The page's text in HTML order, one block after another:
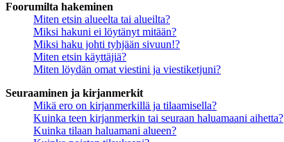
Foorumilta hakeminen
Miten etsin alueelta tai alueilta?
Miksi hakuni ei löytänyt mitään?
Miksi haku johti tyhjään sivuun!?
Miten etsin käyttäjiä?
Miten löydän omat viestini ja viestiketjuni?
Seuraaminen ja kirjanmerkit
Mikä ero on kirjanmerkillä ja tilaamisella?
Kuinka teen kirjanmerkin tai seuraan haluamaani aihetta?
Kuinka tilaan haluamani alueen?